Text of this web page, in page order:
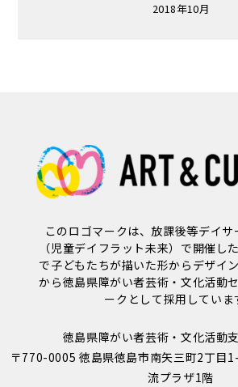
2018年10月
このロゴマークは、放課後等デイサ
（児童デイフラット未来）で開催し
で子どもたちが描いた形からデザイ
から徳島県障がい者芸術・文化活動
ークとして採用していま
徳島県障がい者芸術・文化活動
〒770-0005 徳島県徳島市南矢三町2丁目
流プラザ1階